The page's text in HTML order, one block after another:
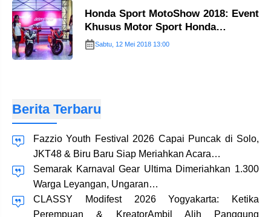
Honda Sport MotoShow 2018: Event
Khusus Motor Sport Honda…
Sabtu, 12 Mei 2018 13:00
Berita Terbaru
Fazzio Youth Festival 2026 Capai Puncak di Solo,
JKT48 & Biru Baru Siap Meriahkan Acara…
Semarak Karnaval Gear Ultima Dimeriahkan 1.300
Warga Leyangan, Ungaran…
CLASSY Modifest 2026 Yogyakarta: Ketika
Perempuan & KreatorAmbil Alih Panggung